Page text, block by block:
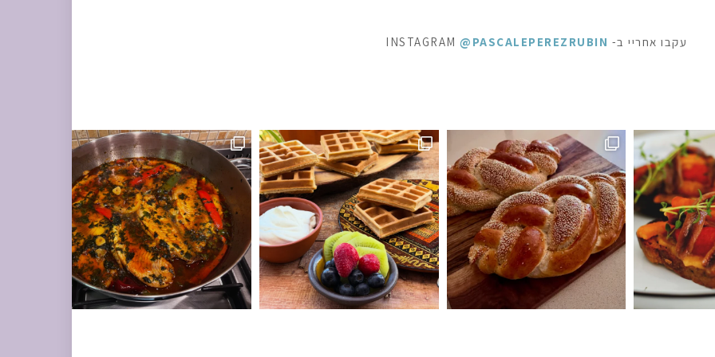
עקבו אחריי ב- INSTAGRAM @PASCALEPEREZRUBIN
#חלהלשבת #
מתוקה - ופל בלגי, בלינצ׳ס ובראוניז שוקולד: ק⁨ לפעמים כל מילה מיותרת . סיר דגים עשיר בעשבי תיבו